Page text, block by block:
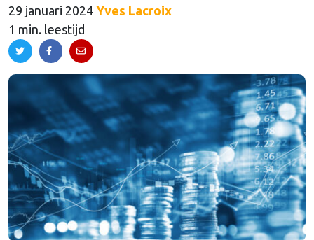
29 januari 2024 Yves Lacroix
1 min. leestijd